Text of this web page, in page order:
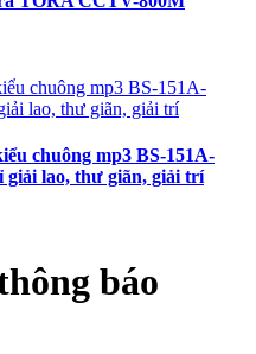
chuông mp3 BS-151A-
giải lao, thư giãn, giải trí
báo